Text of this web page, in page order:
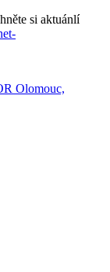
si aktuánlí
Olomouc,